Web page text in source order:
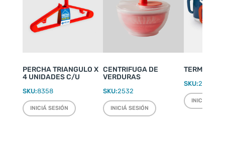
PERCHA TRIANGULO X
4 UNIDADES C/U
SKU:8358
INICIÁ SESIÓN
CENTRIFUGA DE
VERDURAS
SKU:2532
INICIÁ SESIÓN
TERMO
SKU:2220
INICIÁ